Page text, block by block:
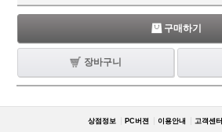
구매하기
장바구니
상점정보 PC버젼 이용안내 고객센터